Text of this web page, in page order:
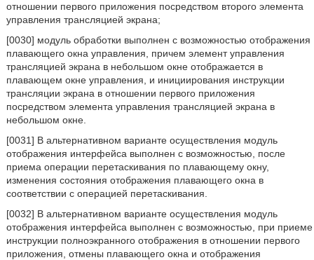
отношении первого приложения посредством второго элемента
управления трансляцией экрана;
[0030] модуль обработки выполнен с возможностью отображения
плавающего окна управления, причем элемент управления
трансляцией экрана в небольшом окне отображается в
плавающем окне управления, и инициирования инструкции
трансляции экрана в отношении первого приложения
посредством элемента управления трансляцией экрана в
небольшом окне.
[0031] В альтернативном варианте осуществления модуль
отображения интерфейса выполнен с возможностью, после
приема операции перетаскивания по плавающему окну,
изменения состояния отображения плавающего окна в
соответствии с операцией перетаскивания.
[0032] В альтернативном варианте осуществления модуль
отображения интерфейса выполнен с возможностью, при приеме
инструкции полноэкранного отображения в отношении первого
приложения, отмены плавающего окна и отображения